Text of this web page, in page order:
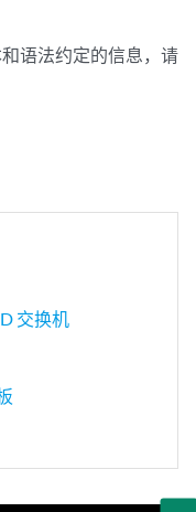
语法约定的信息，请
交换机